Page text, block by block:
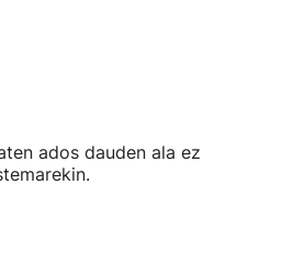
ados dauden ala ez